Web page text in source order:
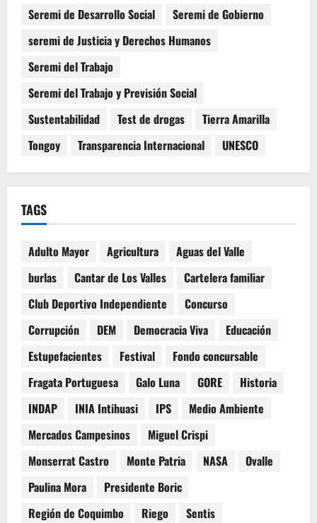
Seremi de Desarrollo Social
Seremi de Gobierno
seremi de Justicia y Derechos Humanos
Seremi del Trabajo
Seremi del Trabajo y Previsión Social
Sustentabilidad
Test de drogas
Tierra Amarilla
Tongoy
Transparencia Internacional UNESCO
TAGS
Adulto Mayor Agricultura
Aguas del Valle
burlas
Cantar de Los Valles
Cartelera familiar
Club Deportivo Independiente
Concurso
Corrupción
DEM Democracia Viva
Educación
Estupefacientes
Festival
Fondo concursable
Fragata Portuguesa
Galo Luna GORE
Historia
INDAP
INIA Intihuasi IPS
Medio Ambiente
Mercados Campesinos
Miguel Crispi
Monserrat Castro
Monte Patria NASA
Ovalle
Paulina Mora
Presidente Boric
Región de Coquimbo
Riego
Sentis